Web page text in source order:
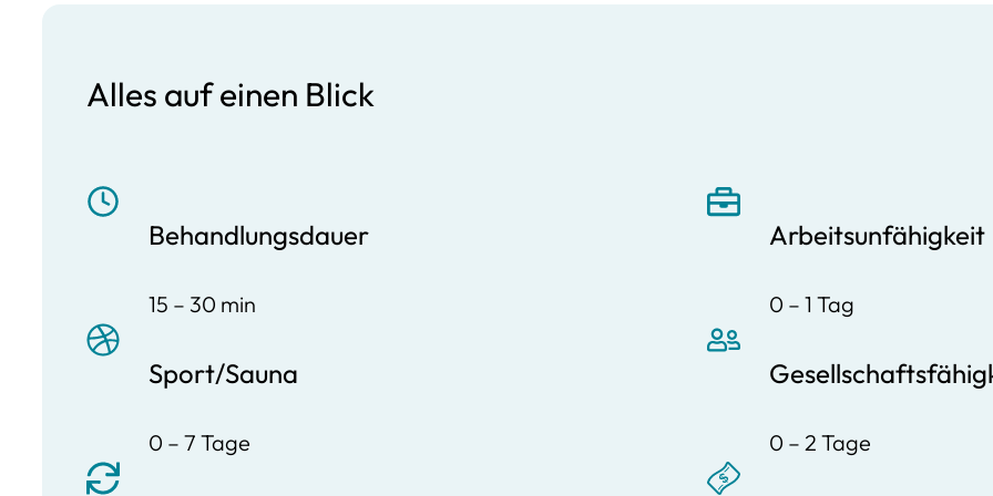
Alles auf einen Blick
Behandlungsdauer
15 – 30 min
Sport/Sauna
0 – 7 Tage
Arbeitsunfähigkeit
0 – 1 Tag
0 – 2 Tage